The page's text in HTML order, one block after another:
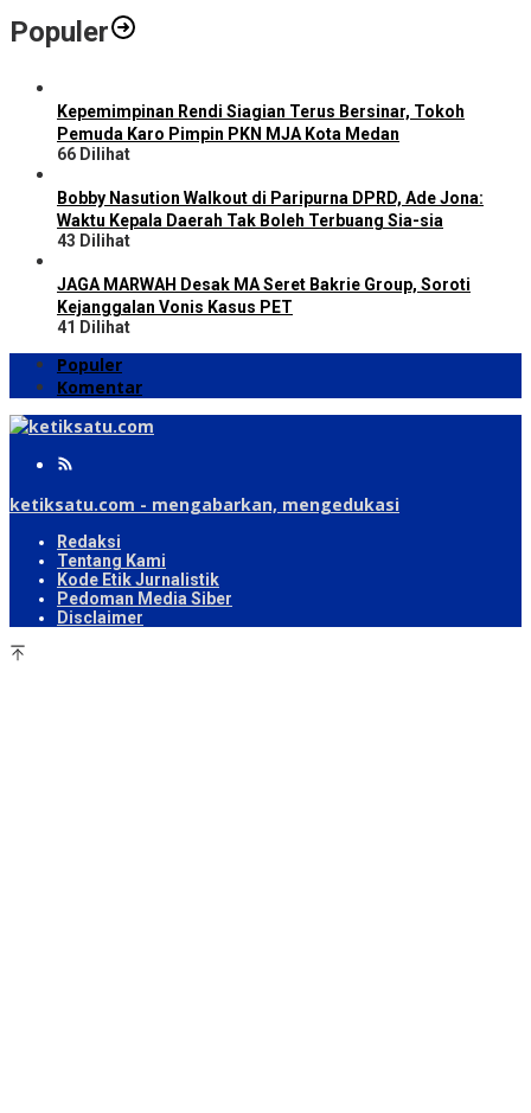
Populer
Kepemimpinan Rendi Siagian Terus Bersinar, Tokoh
Pemuda Karo Pimpin PKN MJA Kota Medan
66 Dilihat
Bobby Nasution Walkout di Paripurna DPRD, Ade Jona:
Waktu Kepala Daerah Tak Boleh Terbuang Sia-sia
43 Dilihat
JAGA MARWAH Desak MA Seret Bakrie Group, Soroti
Kejanggalan Vonis Kasus PET
41 Dilihat
Populer
Komentar
ketiksatu.com - mengabarkan, mengedukasi
Redaksi
Tentang Kami
Kode Etik Jurnalistik
Pedoman Media Siber
Disclaimer